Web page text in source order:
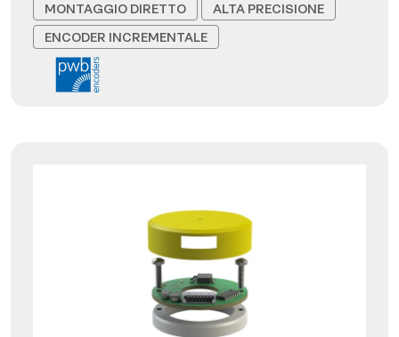
MONTAGGIO DIRETTO
ALTA PRECISIONE
ENCODER INCREMENTALE